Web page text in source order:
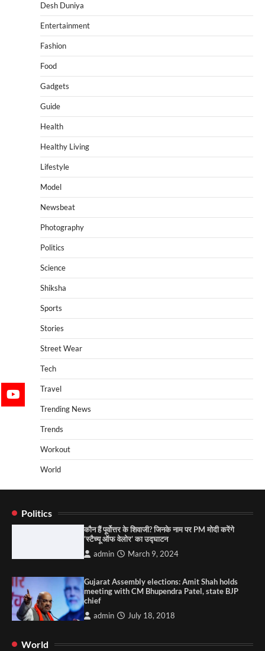
Desh Duniya
Entertainment
Fashion
Food
Gadgets
Guide
Health
Healthy Living
Lifestyle
Model
Newsbeat
Photography
Politics
Science
Shiksha
Sports
Stories
Street Wear
Tech
Travel
Trending News
Trends
Workout
World
Politics
कौन हैं पूर्वोत्तर के शिवाजी? जिनके नाम पर PM मोदी करेंगे
‘स्टैच्यू ऑफ वेलोर’ का उद्घाटन
admin March 9, 2024
Gujarat Assembly elections: Amit Shah holds
meeting with CM Bhupendra Patel, state BJP
chief
admin July 18, 2018
World